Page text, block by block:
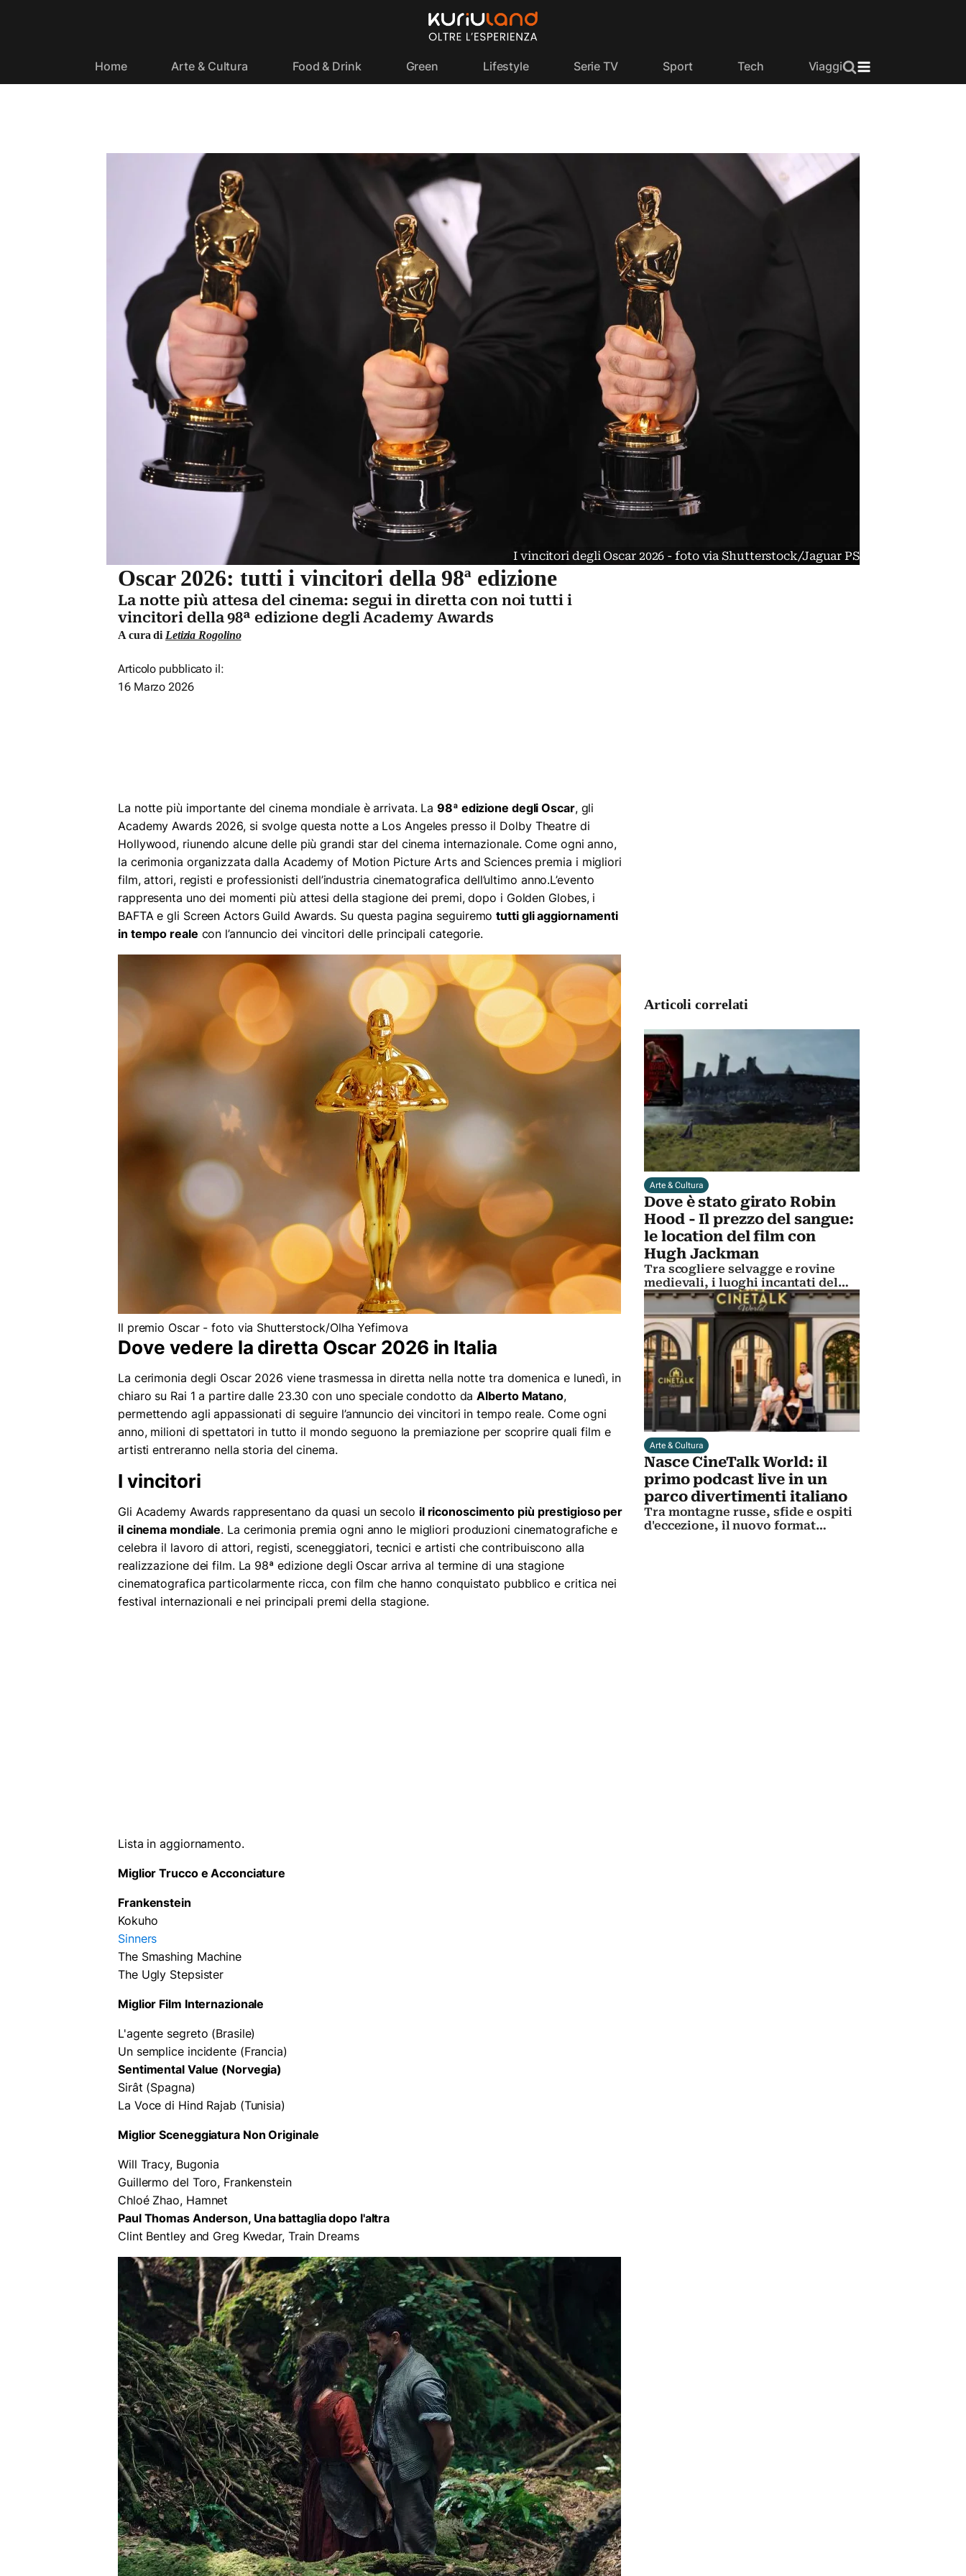
Home Arte & Cultura Food & Drink Green Lifestyle Serie TV Sport Tech Viaggi
I vincitori degli Oscar 2026 - foto via Shutterstock/Jaguar PS
Oscar 2026: tutti i vincitori della 98ª edizione
La notte più attesa del cinema: segui in diretta con noi tutti i
vincitori della 98ª edizione degli Academy Awards
A cura diLetizia Rogolino
Articolo pubblicato il:
16 Marzo 2026
La notte più importante del cinema mondiale è arrivata. La98ª edizione degli Oscar, gli
Academy Awards 2026, si svolge questa notte a Los Angeles presso il Dolby Theatre di
Hollywood, riunendo alcune delle più grandi star del cinema internazionale. Come ogni anno,
la cerimonia organizzata dalla Academy of Motion Picture Arts and Sciences premia i migliori
film, attori, registi e professionisti dell’industria cinematografica dell’ultimo anno.L’evento
rappresenta uno dei momenti più attesi della stagione dei premi, dopo i Golden Globes, i
BAFTA e gli Screen Actors Guild Awards. Su questa pagina seguiremotutti gli aggiornamenti
in tempo reale con l’annuncio dei vincitori delle principali categorie.
Il premio Oscar - foto via Shutterstock/Olha Yefimova
Dove vedere la diretta Oscar 2026 in Italia
La cerimonia degli Oscar 2026 viene trasmessa in diretta nella notte tra domenica e lunedì, in
chiaro su Rai 1 a partire dalle 23.30 con uno speciale condotto daAlberto Matano,
permettendo agli appassionati di seguire l’annuncio dei vincitori in tempo reale. Come ogni
anno, milioni di spettatori in tutto il mondo seguono la premiazione per scoprire quali film e
artisti entreranno nella storia del cinema.
I vincitori
Gli Academy Awards rappresentano da quasi un secolo il riconoscimento più prestigioso per
il cinema mondiale. La cerimonia premia ogni anno le migliori produzioni cinematografiche e
celebra il lavoro di attori, registi, sceneggiatori, tecnici e artisti che contribuiscono alla
realizzazione dei film. La 98ª edizione degli Oscar arriva al termine di una stagione
cinematografica particolarmente ricca, con film che hanno conquistato pubblico e critica nei
festival internazionali e nei principali premi della stagione.
Lista in aggiornamento.
Miglior Trucco e Acconciature
Frankenstein
Kokuho
Sinners
The Smashing Machine
The Ugly Stepsister
Miglior Film Internazionale
L'agente segreto (Brasile)
Un semplice incidente (Francia)
Sentimental Value (Norvegia)
Sirât (Spagna)
La Voce di Hind Rajab (Tunisia)
Miglior Sceneggiatura Non Originale
Will Tracy, Bugonia
Guillermo del Toro, Frankenstein
Chloé Zhao, Hamnet
Paul Thomas Anderson, Una battaglia dopo l'altra
Clint Bentley and Greg Kwedar, Train Dreams
Articoli correlati
Arte & Cultura
Dove è stato girato Robin
Hood - Il prezzo del sangue:
le location del film con
Hugh Jackman
Tra scogliere selvagge e rovine
medievali, i luoghi incantati del
film di Michael Sarnoski
Arte & Cultura
Nasce CineTalk World: il
primo podcast live in un
parco divertimenti italiano
Tra montagne russe, sfide e ospiti
d'eccezione, il nuovo format